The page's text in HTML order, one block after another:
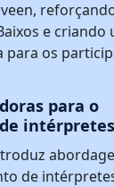
e
os
para o
intérpretes
de